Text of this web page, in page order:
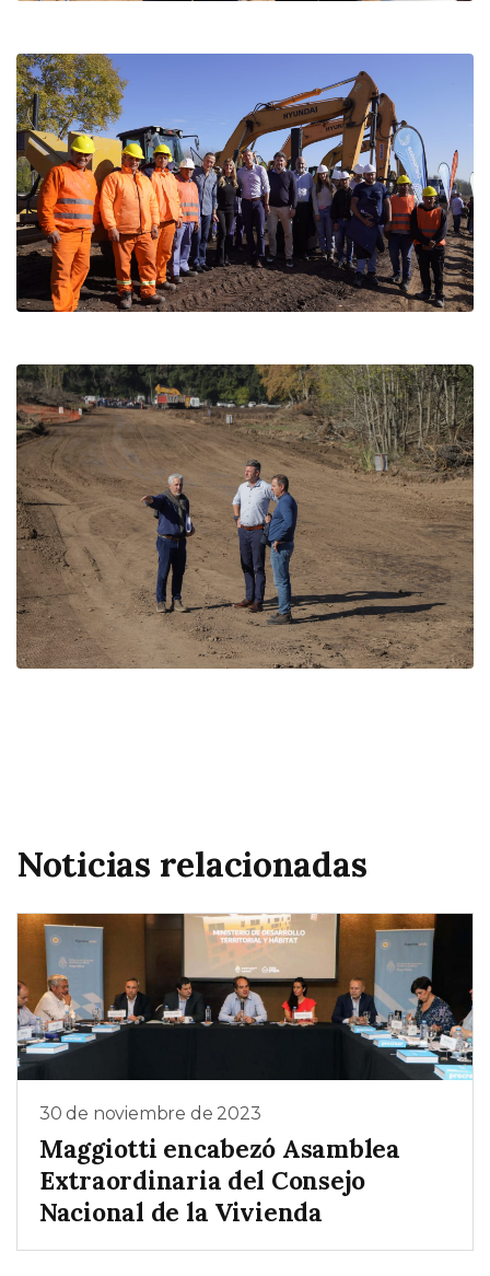
Noticias relacionadas
30 de noviembre de 2023
Maggiotti encabezó Asamblea
Extraordinaria del Consejo
Nacional de la Vivienda